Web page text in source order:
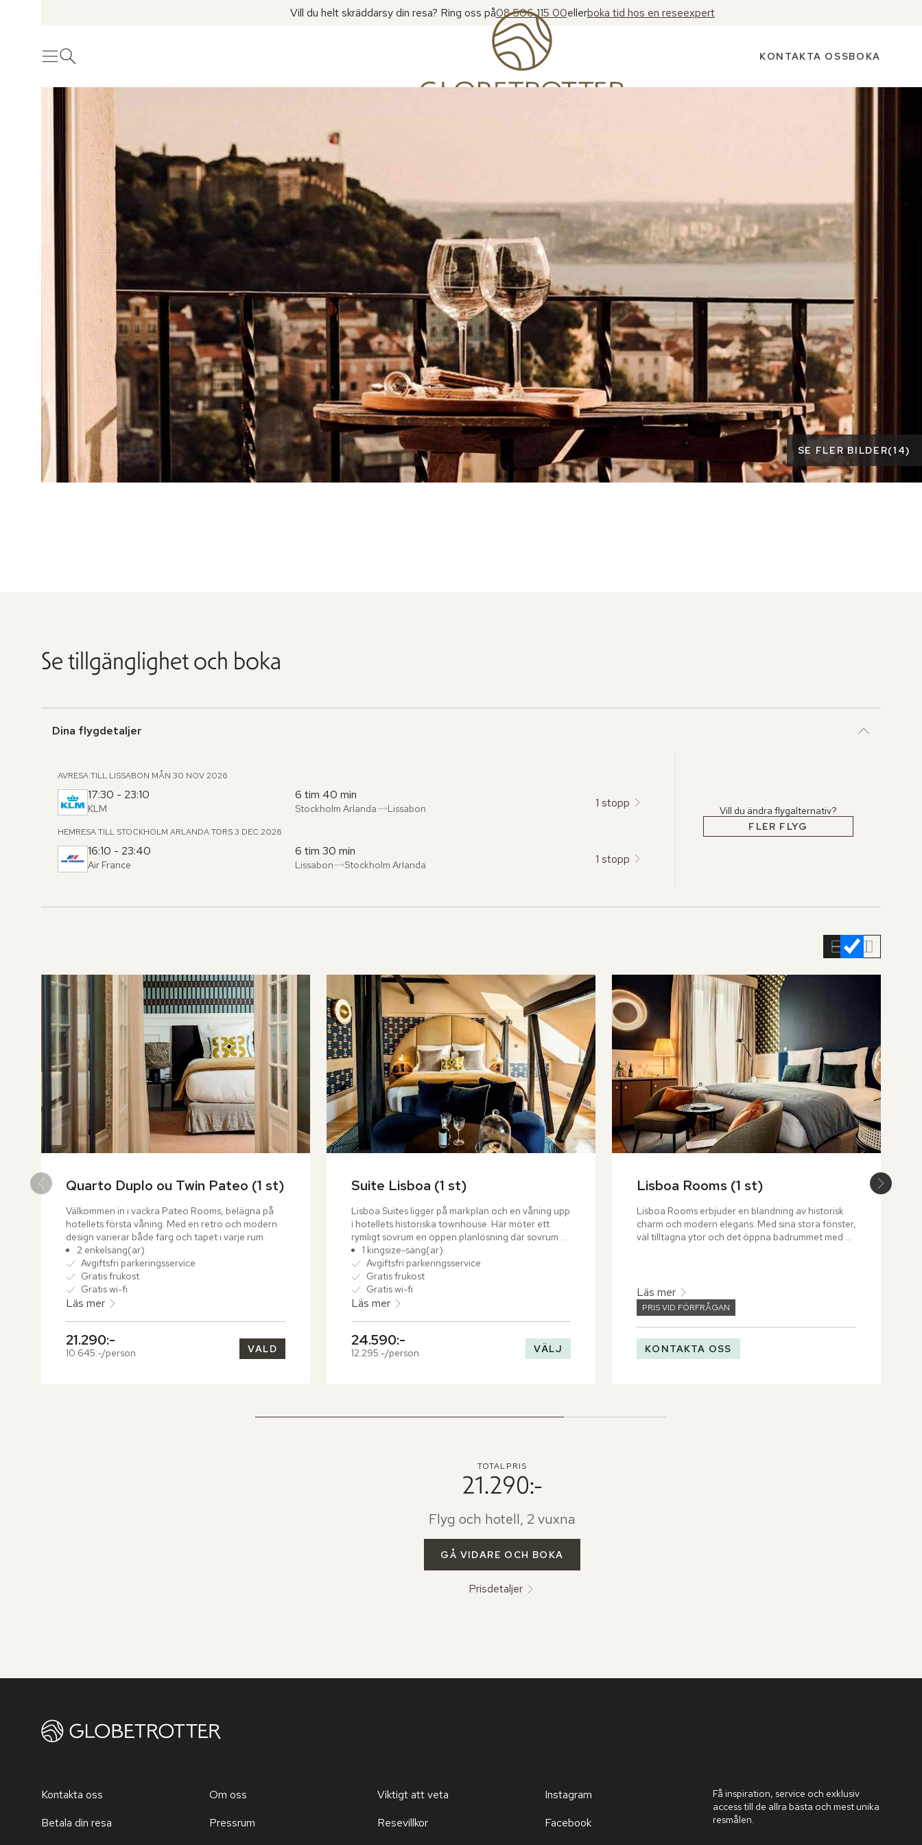
Vill du helt skräddarsy din resa? Ring oss på08 506 115 00ellerboka tid hos en reseexpert
MenyÖppna sök KONTAKTA OSSBOKA
SE FLER BILDER(14)
Se tillgänglighet och boka
Dina flygdetaljer
AVRESA TILL LISSABON MÅN 30 NOV 2026
17:30 - 23:10
KLM
6 tim 40 min
Från:
Stockholm Arlanda
,till: Lissabon 1 stopp
HEMRESA TILL STOCKHOLM ARLANDATORS 3 DEC 2026
16:10 - 23:40
Air France
6 tim 30 min
Från:
Lissabon
,till: Stockholm Arlanda 1 stopp
Vill du ändra flygalternativ?
FLER FLYG
Quarto Duplo ou Twin Pateo (1 st)
Välkommen in i vackra Pateo Rooms, belägna på
hotellets första våning. Med en retro och modern
design varierar både färg och tapet i varje rum.
2 enkelsäng(ar)
Avgiftsfri parkeringsservice
Gratis frukost
Gratis wi-fi
Läs mer
21.290:-
10.645:-/person VALD
Suite Lisboa (1 st)
Lisboa Suites ligger på markplan och en våning upp
i hotellets historiska townhouse. Här möter ett
rymligt sovrum en öppen planlösning där sovrum
och badrum binds samman i en elegant och
samtida tolkning av klassisk boudoir-stil.
1 kingsize-säng(ar)
Avgiftsfri parkeringsservice
Gratis frukost
Gratis wi-fi
Läs mer
24.590:-
12.295:-/person VÄLJ
Lisboa Rooms (1 st)
Lisboa Rooms erbjuder en blandning av historisk
charm och modern elegans. Med sina stora fönster,
väl tilltagna ytor och det öppna badrummet med
Läs mer
PRIS VID FÖRFRÅGAN
KONTAKTA OSS
TOTALPRIS
21.290:-
Flyg och hotell, 2 vuxna
GÅ VIDARE OCH BOKA
Prisdetaljer
Kontakta oss
Betala din resa
Om oss
Pressrum
Viktigt att veta
Resevillkor
Instagram
Facebook
Få inspiration, service och exklusiv
access till de allra bästa och mest unika
resmålen.